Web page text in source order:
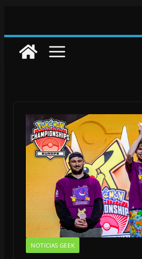
contenido
NOTICIAS GEEK